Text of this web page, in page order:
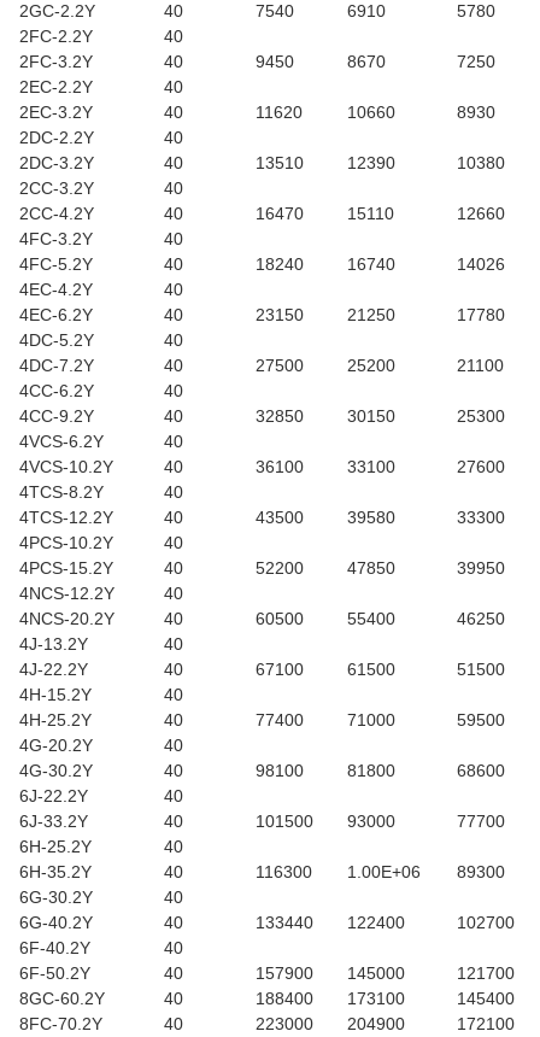
2GC-2.2Y
40 7540 6910
5780
2FC-2.2Y
40
2FC-3.2Y
40 9450 8670
7250
2EC-2.2Y
40
2EC-3.2Y
40 11620 10660
8930
2DC-2.2Y
40
2DC-3.2Y
40 13510 12390
10380
2CC-3.2Y
40
2CC-4.2Y
40 16470 15110
12660
4FC-3.2Y
40
4FC-5.2Y
40 18240 16740
14026
4EC-4.2Y
40
4EC-6.2Y
40 23150 21250
17780
4DC-5.2Y
40
4DC-7.2Y
40 27500 25200
21100
4CC-6.2Y
40
4CC-9.2Y
40 32850 30150
25300
4VCS-6.2Y
40
4VCS-10.2Y
40 36100 33100
27600
4TCS-8.2Y
40
4TCS-12.2Y
40 43500 39580
33300
4PCS-10.2Y
40
4PCS-15.2Y
40 52200 47850
39950
4NCS-12.2Y
40
4NCS-20.2Y
40 60500 55400
46250
4J-13.2Y
40
4J-22.2Y
40 67100 61500
51500
4H-15.2Y
40
4H-25.2Y
40 77400 71000
59500
4G-20.2Y
40
4G-30.2Y
40 98100 81800
68600
6J-22.2Y
40
6J-33.2Y
40 101500 93000
77700
6H-25.2Y
40
6H-35.2Y
40 116300 1.00E+06
89300
6G-30.2Y
40
6G-40.2Y
40 133440 122400
102700
6F-40.2Y
40
6F-50.2Y
40 157900 145000
121700
8GC-60.2Y
40 188400 173100
145400
8FC-70.2Y
40 223000 204900 172100